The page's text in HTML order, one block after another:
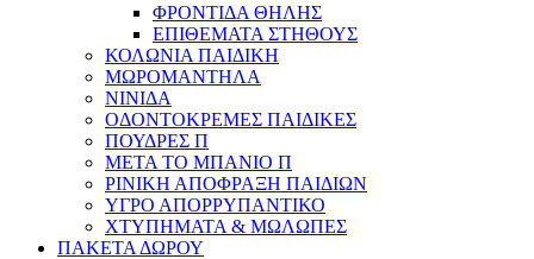
ΦΡΟΝΤΙΔΑ ΘΗΛΗΣ
ΕΠΙΘΕΜΑΤΑ ΣΤΗΘΟΥΣ
ΚΟΛΩΝΙΑ ΠΑΙΔΙΚΗ
ΜΩΡΟΜΑΝΤΗΛΑ
ΝΙΝΙΔΑ
ΟΔΟΝΤΟΚΡΕΜΕΣ ΠΑΙΔΙΚΕΣ
ΠΟΥΔΡΕΣ Π
ΜΕΤΑ ΤΟ ΜΠΑΝΙΟ Π
ΡΙΝΙΚΗ ΑΠΟΦΡΑΞΗ ΠΑΙΔΙΩΝ
ΥΓΡΟ ΑΠΟΡΡΥΠΑΝΤΙΚΟ
ΧΤΥΠΗΜΑΤΑ & ΜΩΛΩΠΕΣ
ΠΑΚΕΤΑ ΔΩΡΟΥ